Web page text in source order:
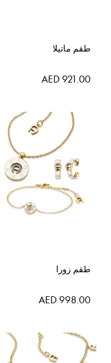
طقم ماتيلا
AED 921.00
طقم زورا
AED 998.00